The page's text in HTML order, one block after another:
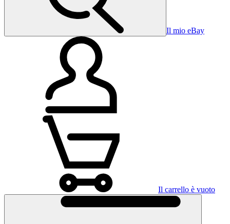
Il mio eBay
Il carrello è vuoto